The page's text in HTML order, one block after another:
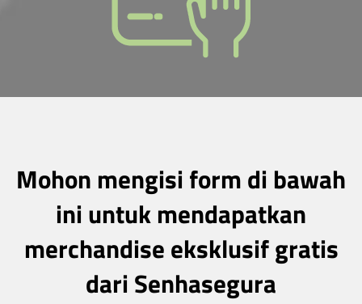
Mohon mengisi form di bawah
ini untuk mendapatkan
merchandise eksklusif gratis
dari Senhasegura